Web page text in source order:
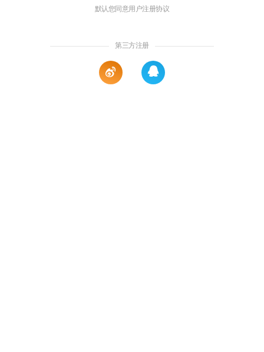
默认您同意用户注册协议
第三方注册